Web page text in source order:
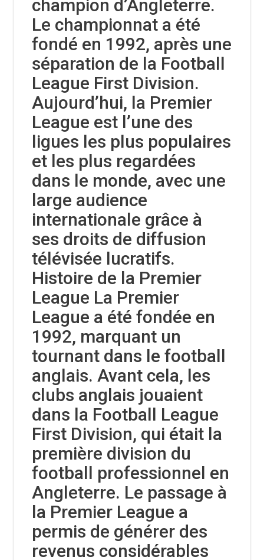
champion d’Angleterre.
Le championnat a été
fondé en 1992, après une
séparation de la Football
League First Division.
Aujourd’hui, la Premier
League est l’une des
ligues les plus populaires
et les plus regardées
dans le monde, avec une
large audience
internationale grâce à
ses droits de diffusion
télévisée lucratifs.
Histoire de la Premier
League La Premier
League a été fondée en
1992, marquant un
tournant dans le football
anglais. Avant cela, les
clubs anglais jouaient
dans la Football League
First Division, qui était la
première division du
football professionnel en
Angleterre. Le passage à
la Premier League a
permis de générer des
revenus considérables